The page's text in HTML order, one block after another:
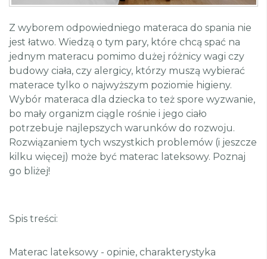
Z wyborem odpowiedniego materaca do spania nie
jest łatwo. Wiedzą o tym pary, które chcą spać na
jednym materacu pomimo dużej różnicy wagi czy
budowy ciała, czy alergicy, którzy muszą wybierać
materace tylko o najwyższym poziomie higieny.
Wybór materaca dla dziecka to też spore wyzwanie,
bo mały organizm ciągle rośnie i jego ciało
potrzebuje najlepszych warunków do rozwoju.
Rozwiązaniem tych wszystkich problemów (i jeszcze
kilku więcej) może być materac lateksowy. Poznaj
go bliżej!
Spis treści:
Materac lateksowy - opinie, charakterystyka